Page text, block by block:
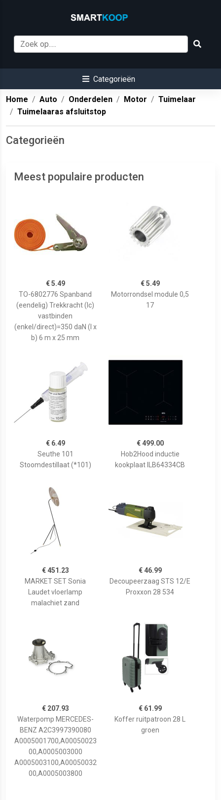
Categorieën
Home Auto Onderdelen Motor
Tuimelaar
Tuimelaaras afsluitstop
Categorieën
Meest populaire producten
€ 5.49
TO-6802776 Spanband
(eendelig) Trekkracht (lc)
vastbinden
(enkel/direct)=350 daN (l x
b) 6 m x 25 mm
€ 5.49
Motorrondsel module 0,5
17
€ 6.49
Seuthe 101
Stoomdestillaat (*101)
€ 499.00
Hob2Hood inductie
kookplaat ILB64334CB
€ 451.23
MARKET SET Sonia
Laudet vloerlamp
malachiet zand
€ 46.99
Decoupeerzaag STS 12/E
Proxxon 28 534
€ 207.93
Waterpomp MERCEDES-
BENZ A2C3997390080
A0005001700,A00050023
00,A0005003000
A0005003100,A00050032
00,A0005003800
€ 61.99
Koffer ruitpatroon 28 L
groen